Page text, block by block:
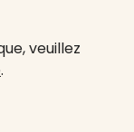
veuillez
.